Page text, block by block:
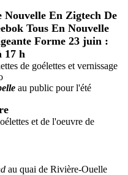
Nouvelle En Zigtech De
Tous En Nouvelle
Forme 23 juin :
17 h
de goélettes et vernissage
au public pour l'été
et de l'oeuvre de
au quai de Rivière-Ouelle